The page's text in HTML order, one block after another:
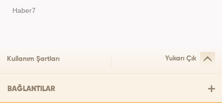
Haber7
Kullanım Şartları Yukarı Çık
BAĞLANTILAR